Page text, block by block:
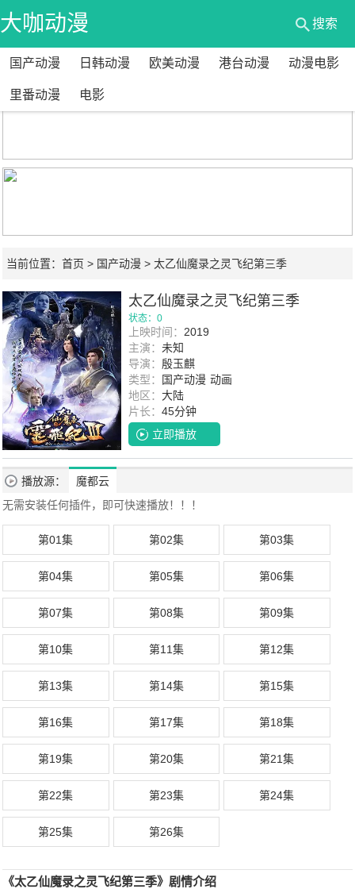
大咖动漫
网
搜索
国产动漫 日韩动漫 欧美动漫 港台动漫 动漫电影
里番动漫 电影
当前位置： 首页 > 国产动漫 > 太乙仙魔录之灵飞纪第三季
太乙仙魔录之灵飞纪第三季
状态：0
上映时间： 2019
主演： 未知
导演： 殷玉麒
类型：
国产动漫 动画
地区： 大陆
片长： 45分钟
立即播放
播放源：
魔都云
无需安装任何插件，即可快速播放！！！
第01集 第02集 第03集
第04集 第05集 第06集
第07集 第08集 第09集
第10集 第11集 第12集
第13集 第14集 第15集
第16集 第17集 第18集
第19集 第20集 第21集
第22集 第23集 第24集
第25集 第26集
《太乙仙魔录之灵飞纪第三季》剧情介绍